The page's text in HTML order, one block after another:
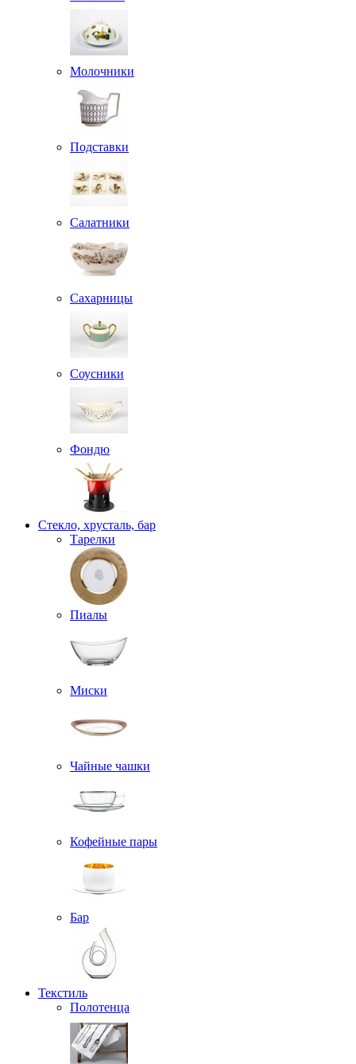
Молочники
Подставки
Салатники
Сахарницы
Соусники
Фондю
Стекло, хрусталь, бар
Тарелки
Пиалы
Миски
Чайные чашки
Кофейные пары
Бар
Текстиль
Полотенца